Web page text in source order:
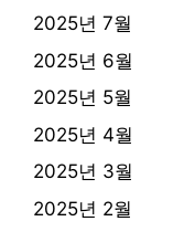
2025년 7월
2025년 6월
2025년 5월
2025년 4월
2025년 3월
2025년 2월